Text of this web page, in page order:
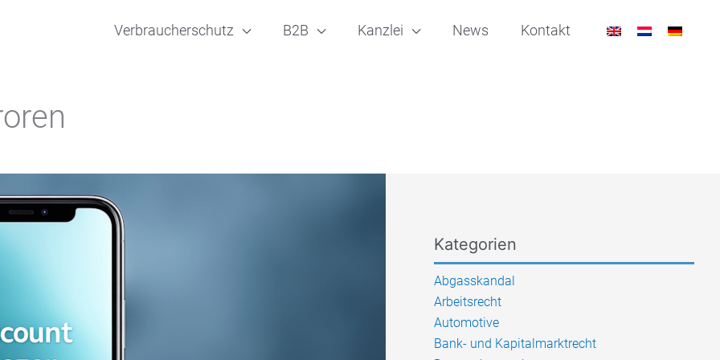
Verbraucherschutz B2B Kanzlei News Kontakt
Kategorien
Abgasskandal
Arbeitsrecht
Automotive
Bank- und Kapitalmarktrecht